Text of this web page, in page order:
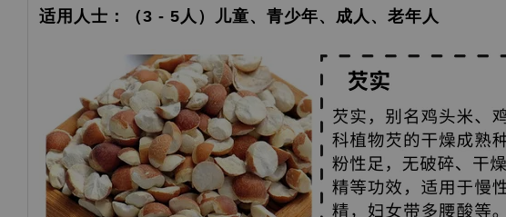
适用人士：（3 - 5人）儿童、青少年、成人、老年人